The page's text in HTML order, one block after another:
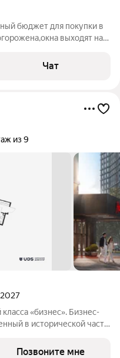
бюджет для покупки в
выходят на
обременение
Чат
из 9
2027
«бизнес». Бизнес-
в исторической части
набережной.
Позвоните мне